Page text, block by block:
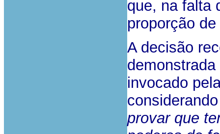
que, na falta
proporção
A decisão
invocado
provar que